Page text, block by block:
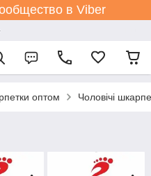
в Viber
оптом Чоловічі